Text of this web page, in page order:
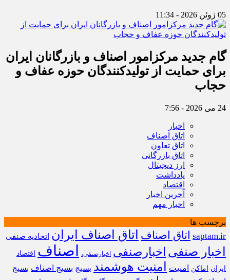
05 ژوئن 2026 - 11:34
گام جدید مرکزامور اصناف و بازرگانان ایران
برای حمایت از تولیدکنندگان حوزه عفاف و
حجاب
24 می 2026 - 7:56
اخبار
اتاق اصناف
اتاق تعاون
اتاق بازرگانی
ارز دیجیتال
یادداشت
اقتصاد
آخرین اخبار
اخبار مهم
برچسب ها
saptam.ir اتاق اصناف اتاق اصناف ایران اتحادیه صنفی
اخبار صنفی اخبارصنفی اخبارصنفی، اصناف
اقتصاد
ایران
اماکن امنیت امنیت هوشمند بسیج بسیج اصناف بسیج